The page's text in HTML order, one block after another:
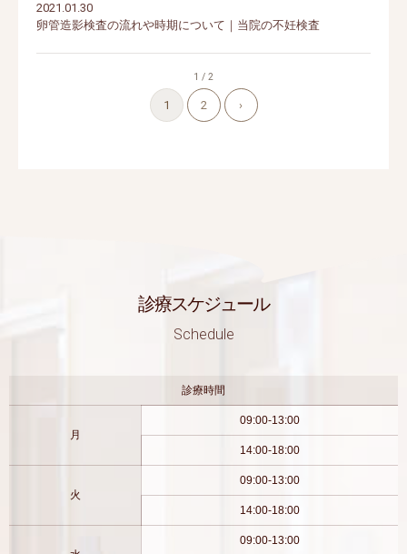
2021.01.30
卵管造影検査の流れや時期について｜当院の不妊検査
1 / 2
1 2 ›
診療スケジュール
Schedule
診療時間
月
09:00-13:00
14:00-18:00
火
09:00-13:00
14:00-18:00
09:00-13:00